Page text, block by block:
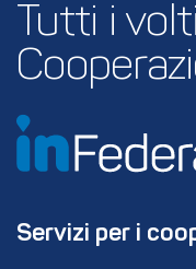
Tutti i
Servizi per i